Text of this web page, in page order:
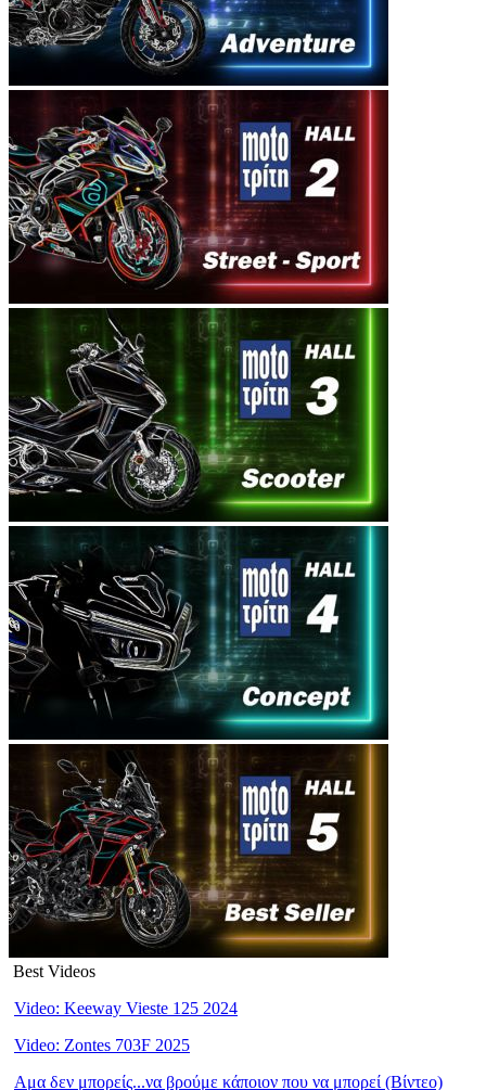
Best Videos
Video: Keeway Vieste 125 2024
Video: Zontes 703F 2025
Αμα δεν μπορείς...να βρούμε κάποιον που να μπορεί (Βίντεο)